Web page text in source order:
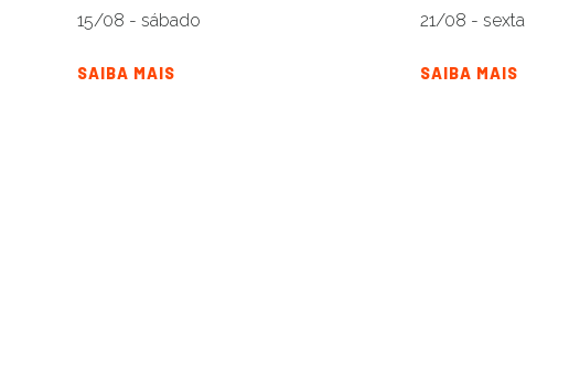
15/08 - sábado
SAIBA MAIS
21/08 - sexta
SAIBA MAIS